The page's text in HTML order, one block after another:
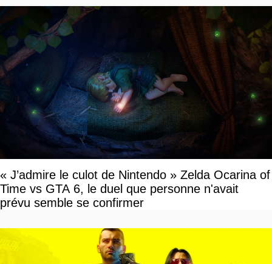
« J’admire le culot de Nintendo » Zelda Ocarina of
Time vs GTA 6, le duel que personne n'avait
prévu semble se confirmer